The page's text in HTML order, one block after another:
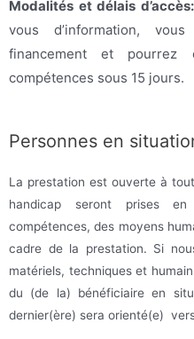
Modalités et délais d’accès:
vous d’information,
financement et pourrez
compétences sous 15 jours.
Personnes en
La prestation est ouverte à
handicap seront prises
compétences, des moyens
cadre de la prestation. Si
matériels, techniques et
du (de la) bénéficiaire en
dernier(ère) sera orienté(e)